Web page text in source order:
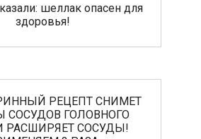
шеллак опасен для
здоровья!
РЕЦЕПТ СНИМЕТ
СОСУДОВ ГОЛОВНОГО
РАСШИРЯЕТ СОСУДЫ!